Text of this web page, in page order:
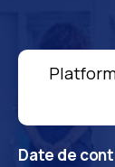
Datede